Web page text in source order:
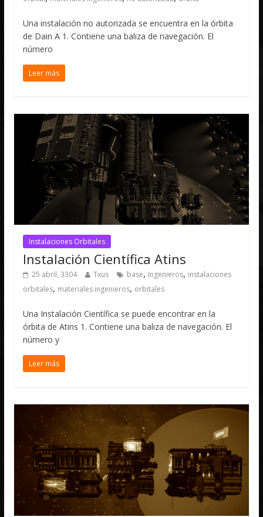
Una instalación no autorizada se encuentra en la órbita
de Dain A 1. Contiene una baliza de navegación. El
número
Leer más
Instalaciones Orbitales
Instalación Científica Atins
25 abril, 3304 Txus base, Ingenieros, instalaciones
orbitales, materiales ingenieros, orbitales
Una Instalación Científica se puede encontrar en la
órbita de Atins 1. Contiene una baliza de navegación. El
número y
Leer más